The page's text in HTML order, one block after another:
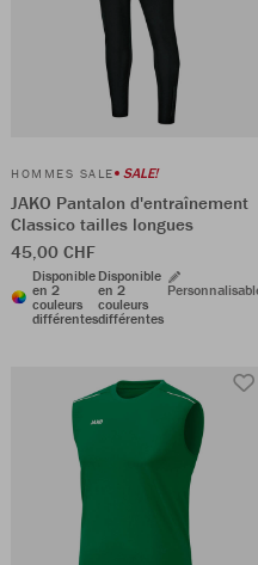
HOMMES SALE SALE!
JAKO Pantalon d'entraînement
Classico tailles longues
45,00 CHF
Disponible
en 2
couleurs
différentes
Disponible
en 2
couleurs
différentes